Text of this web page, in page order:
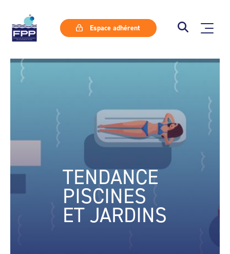
Espace adhérent
TENDANCE
PISCINES
ET JARDINS